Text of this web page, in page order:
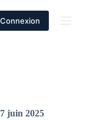
Connexion
juin 2025